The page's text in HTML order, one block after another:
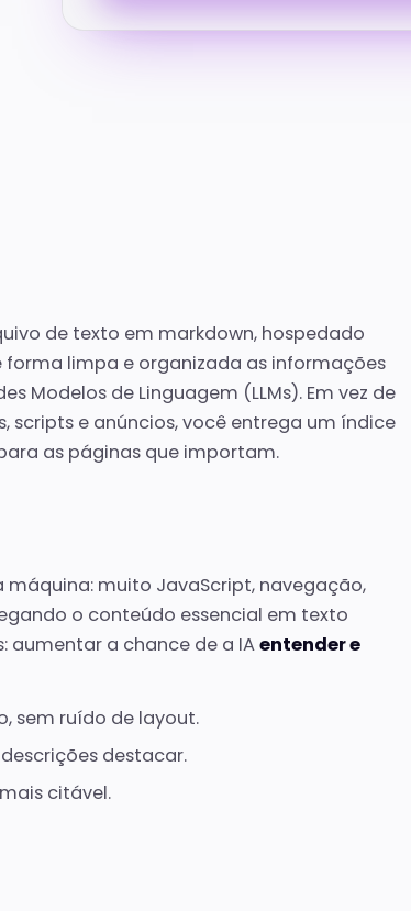
de texto em markdown, hospedado
forma limpa e organizada as informações
Modelos de Linguagem (LLMs). Em vez de
scripts e anúncios, você entrega um índice
as páginas que importam.
máquina: muito JavaScript, navegação,
o conteúdo essencial em texto
aumentar a chance de a IAentender e
sem ruído de layout.
destacar.
citável.